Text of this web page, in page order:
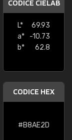
CODICE CIELAB
L*
69.93
a*
-10.73
b*
62.8
CODICE HEX
#B8AE2D